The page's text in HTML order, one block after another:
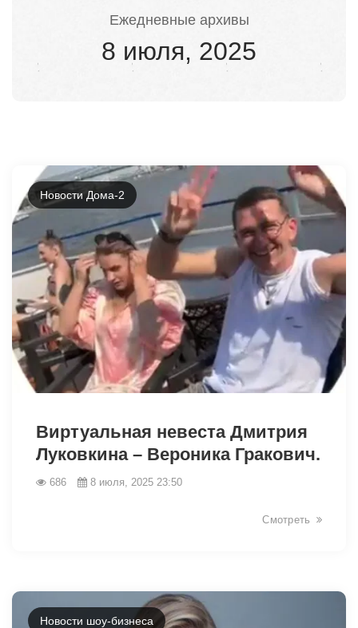
Ежедневные архивы
8 июля, 2025
Новости Дома-2
Виртуальная невеста Дмитрия
Луковкина – Вероника Гракович.
686 8 июля, 2025 23:50
Смотреть
Новости шоу-бизнеса